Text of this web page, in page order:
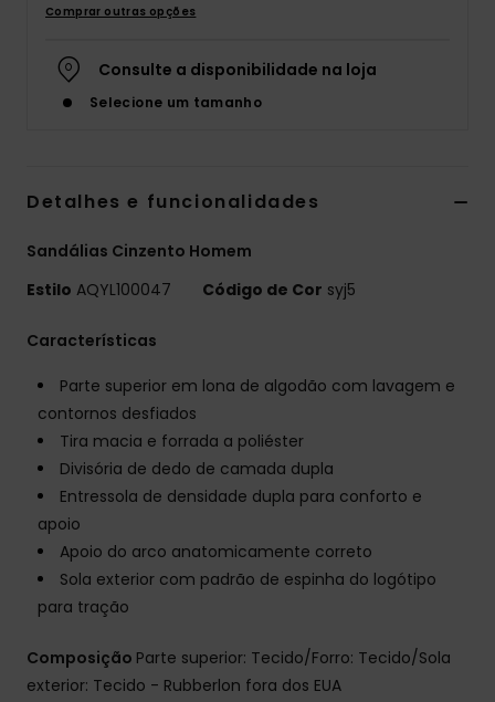
Comprar outras opções
Consulte a disponibilidade na loja
Selecione um tamanho
Detalhes e funcionalidades
Sandálias Cinzento Homem
Estilo AQYL100047 Código de Cor syj5
Características
Parte superior em lona de algodão com lavagem e
contornos desfiados
Tira macia e forrada a poliéster
Divisória de dedo de camada dupla
Entressola de densidade dupla para conforto e
apoio
Apoio do arco anatomicamente correto
Sola exterior com padrão de espinha do logótipo
para tração
Composição Parte superior: Tecido/Forro: Tecido/Sola
exterior: Tecido - Rubberlon fora dos EUA